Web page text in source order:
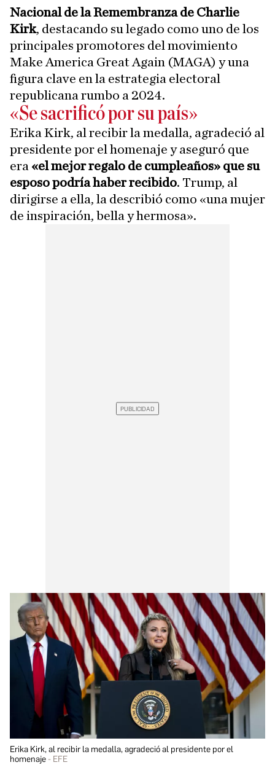
Nacional de la Remembranza de Charlie
Kirk, destacando su legado como uno de los
principales promotores del movimiento
Make America Great Again (MAGA) y una
figura clave en la estrategia electoral
republicana rumbo a 2024.
«Se sacrificó por su país»
Erika Kirk, al recibir la medalla, agradeció al
presidente por el homenaje y aseguró que
era «el mejor regalo de cumpleaños» que su
esposo podría haber recibido. Trump, al
dirigirse a ella, la describió como «una mujer
de inspiración, bella y hermosa».
Erika Kirk, al recibir la medalla, agradeció al presidente por el
homenaje
EFE